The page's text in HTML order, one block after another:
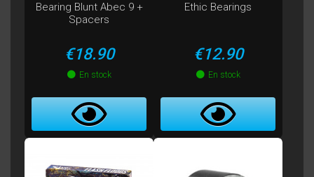
Bearing Blunt Abec 9 +
Spacers
Price
€18.90
En stock
Ethic Bearings
Price
€12.90
En stock